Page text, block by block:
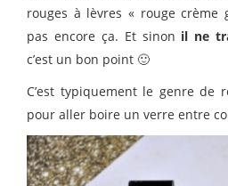
rouges à lèvres « rouge crème
pas encore ça. Et sinon il ne
c’est un bon point 🙂
C’est typiquement le genre de
pour aller boire un verre entre